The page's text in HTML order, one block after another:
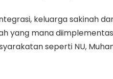
keluarga sakinah
yang mana
seperti NU,